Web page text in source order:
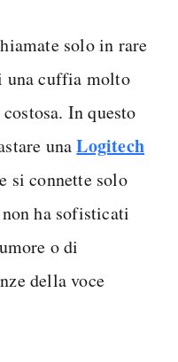
solo in rare
una cuffia molto
In questo
unaLogitech
si connette solo
ha sofisticati
o di
della voce